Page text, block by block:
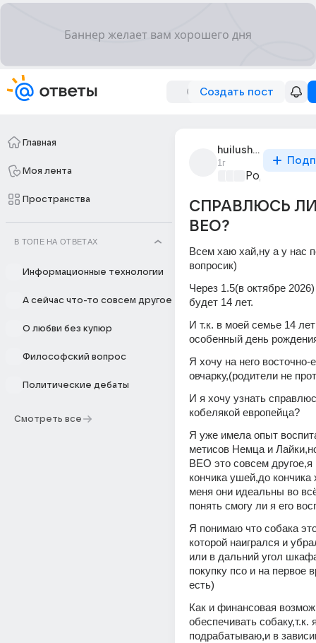
Создать пост
Главная
Моя лента
Пространства
В ТОПЕ НА ОТВЕТАХ
Информационные технологии
А сейчас что-то совсем другое
О любви без купюр
Философский вопрос
Политические дебаты
Смотреть все
huilushaaaa
1г
СПРАВЛЮСЬ
ВЕО?
Всем хаю хай,ну а у нас
вопросик)
Через 1.5(в октябре
будет 14 лет.
И т.к. в моей семье 14
особенный день
Я хочу на него восточно-
овчарку,(родители не
И я хочу узнать
кобелякой европейца?
Я уже имела опыт
метисов Немца и
ВЕО это совсем другое,я
кончика ушей,до кончика
меня они идеальны во
понять смогу ли я его
Я понимаю что собака
которой наигрался и
или в дальний угол
покупку псо и на первое
есть)
Как и финансовая
обеспечивать собаку,т.к.
подрабатываю,и в